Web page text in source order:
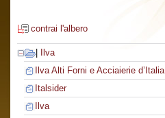
contrai l'albero
Ilva
Ilva Alti Forni e Acciaierie d’Italia
Italsider
Ilva